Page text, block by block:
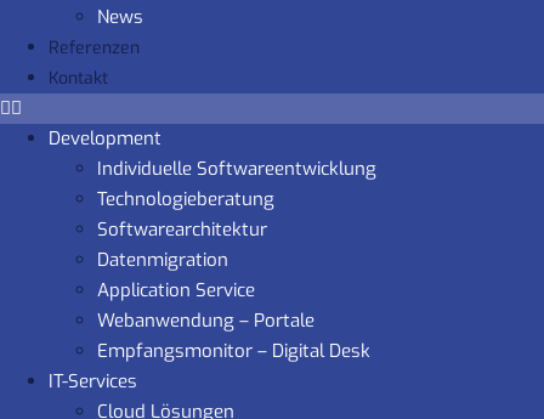
News
Referenzen
Kontakt
Development
Individuelle Softwareentwicklung
Technologieberatung
Softwarearchitektur
Datenmigration
Application Service
Webanwendung – Portale
Empfangsmonitor – Digital Desk
IT-Services
Cloud Lösungen